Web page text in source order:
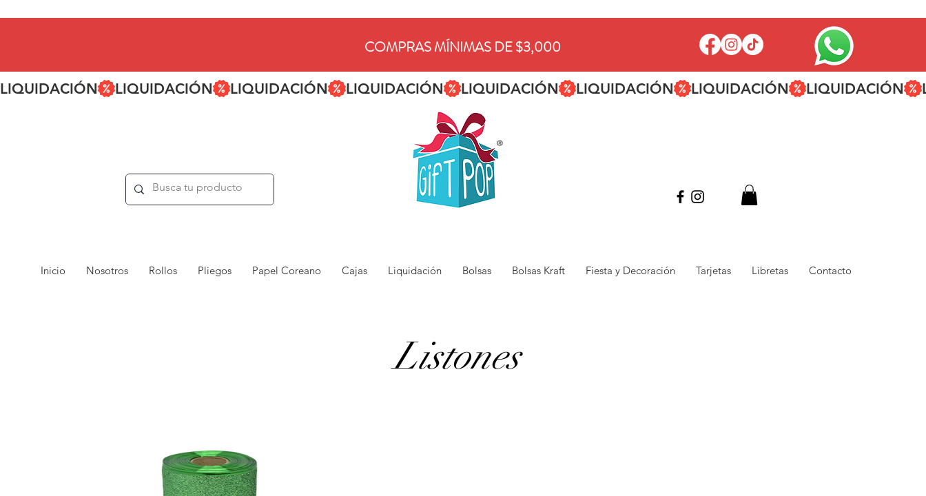
COMPRAS MÍNIMAS DE $3,000
LIQUIDACIÓN
Inicio Nosotros Rollos Pliegos Papel Coreano Cajas Liquidación Bolsas Bolsas Kraft Fiesta y Decoración Tarjetas Libretas Contacto
Listones